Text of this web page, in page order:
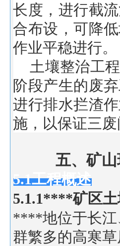
长度，进行截
合布设，可降
作业平稳进行。
土壤整治工
阶段产生的废
进行排水拦渣
施，以保证三
五、矿
5.1工程概述
5.1.1****矿区
****地位于长江
群繁多的高寒